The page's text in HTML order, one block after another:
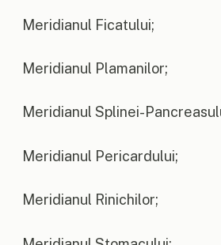
Meridianul Ficatului;
Meridianul Plamanilor;
Meridianul Splinei-
Meridianul Pericardului;
Meridianul Rinichilor;